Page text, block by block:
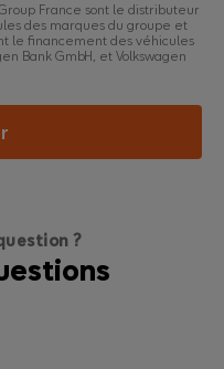
France sont le distributeur
des marques du groupe et
le financement des véhicules
Bank GmbH, et Volkswagen
?